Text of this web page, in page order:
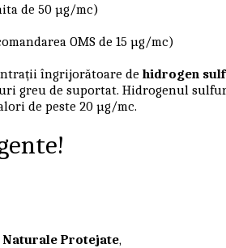
de 50 µg/mc)
OMS de 15 µg/mc)
îngrijorătoare de hidrogen
greu de suportat. Hidrogenul
de peste 20 µg/mc.
Protejate,